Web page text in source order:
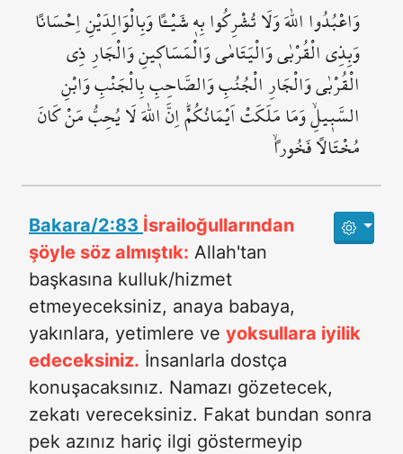
وَاعْبُدُوا اللّٰهَ وَلَا تُشْرِكُوا بِه۪ شَيْـٔاً وَبِالْوَالِدَيْنِ اِحْسَاناً
وَبِذِي الْقُرْبٰى وَالْيَتَامٰى وَالْمَسَاك۪ينِ وَالْجَارِ ذِي
الْقُرْبٰى وَالْجَارِ الْجُنُبِ وَالصَّاحِبِ بِالْجَنْبِ وَابْنِ
السَّب۪يلِۙ وَمَا مَلَكَتْ اَيْمَانُكُمْۜ اِنَّ اللّٰهَ لَا يُحِبُّ مَنْ كَانَ
مُخْتَالاً فَخُوراًۙ
Bakara/2:83 İsrailoğullarından
şöyle söz almıştık: Allah'tan
başkasına kulluk/hizmet
etmeyeceksiniz, anaya babaya,
yakınlara, yetimlere ve yoksullara iyilik
edeceksiniz. İnsanlarla dostça
konuşacaksınız. Namazı gözetecek,
zekatı vereceksiniz. Fakat bundan sonra
pek azınız hariç ilgi göstermeyip